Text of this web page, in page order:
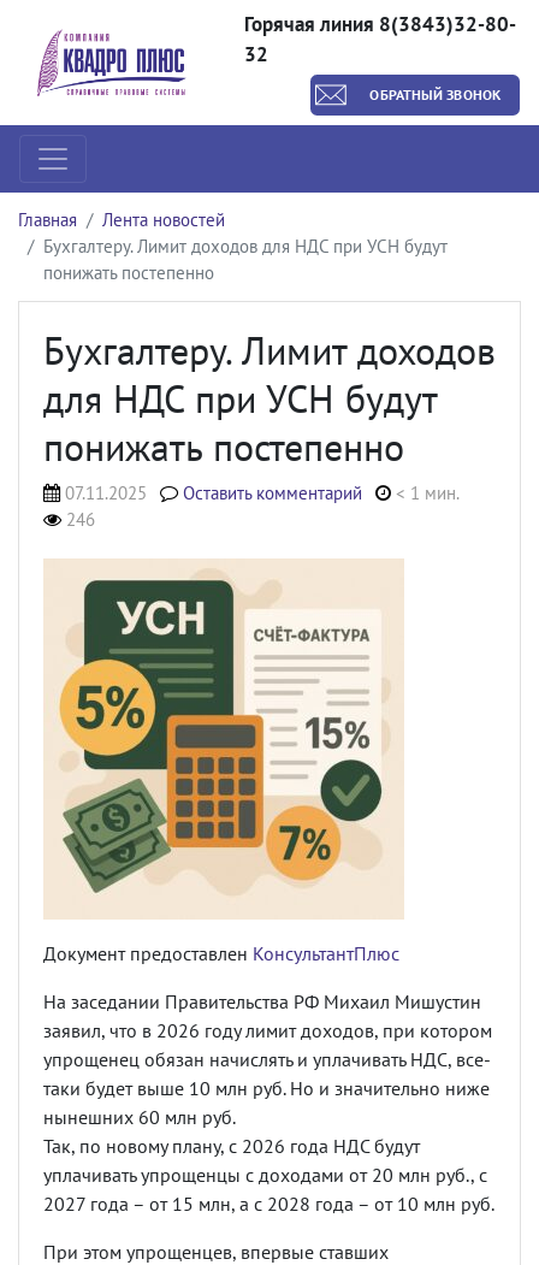
Горячая линия 8(3843)32-80-
32
ОБРАТНЫЙ ЗВОНОК
Главная
Лента новостей
Бухгалтеру. Лимит доходов для НДС при УСН будут
понижать постепенно
Бухгалтеру. Лимит доходов
для НДС при УСН будут
понижать постепенно
07.11.2025 Оставить комментарий
< 1 мин.
246
Документ предоставлен КонсультантПлюс
На заседании Правительства РФ Михаил Мишустин
заявил, что в 2026 году лимит доходов, при котором
упрощенец обязан начислять и уплачивать НДС, все-
таки будет выше 10 млн руб. Но и значительно ниже
нынешних 60 млн руб.
Так, по новому плану, с 2026 года НДС будут
уплачивать упрощенцы с доходами от 20 млн руб., с
2027 года – от 15 млн, а с 2028 года – от 10 млн руб.
При этом упрощенцев, впервые ставших